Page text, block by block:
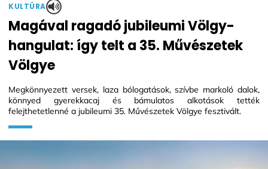
KULTÚRA
Magával ragadó jubileumi Völgy-
hangulat: így telt a 35. Művészetek
Völgye
Megkönnyezett versek, laza bólogatások, szívbe markoló dalok,
könnyed gyerekkacaj és bámulatos alkotások tették
felejthetetlenné a jubileumi 35. Művészetek Völgye fesztivált.